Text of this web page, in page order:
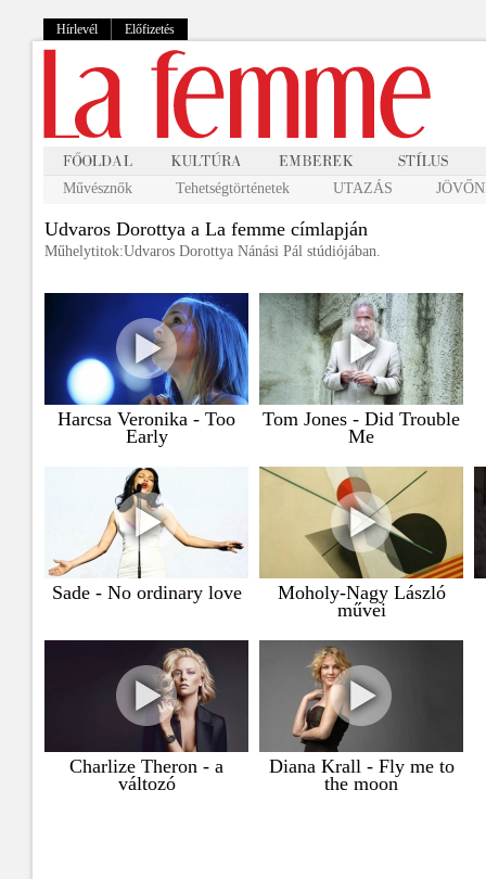
Hírlevél Előfizetés
Művésznők Tehetségtörténetek UTAZÁS
Udvaros Dorottya a La femme címlapján
Műhelytitok:Udvaros Dorottya Nánási Pál stúdiójában.
Harcsa Veronika - Too
Early
Tom Jones - Did Trouble
Me
Sade - No ordinary love
Moholy-Nagy László
művei
Charlize Theron - a
változó
Diana Krall - Fly me to
the moon